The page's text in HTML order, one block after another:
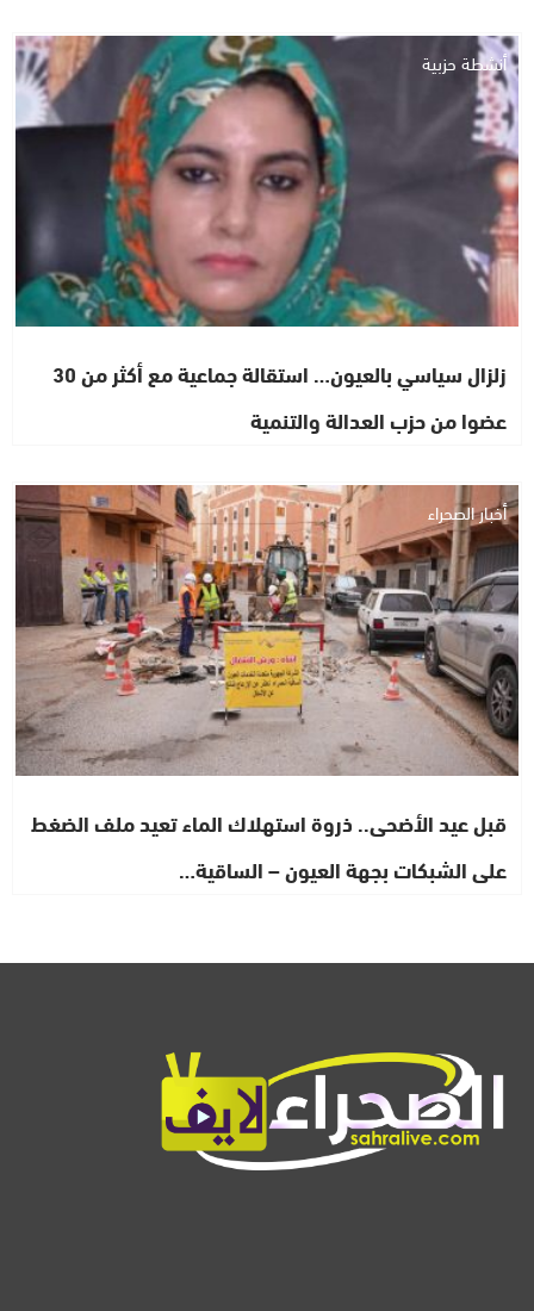
أنشطة حزبية
زلزال سياسي بالعيون… استقالة جماعية مع أكثر من 30
عضوا من حزب العدالة والتنمية
أخبار الصحراء
قبل عيد الأضحى.. ذروة استهلاك الماء تعيد ملف الضغط
على الشبكات بجهة العيون – الساقية…